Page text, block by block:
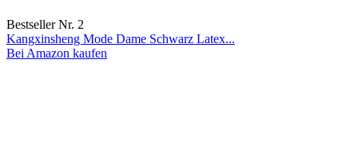
Bestseller Nr. 2
Kangxinsheng Mode Dame Schwarz Latex...
Bei Amazon kaufen